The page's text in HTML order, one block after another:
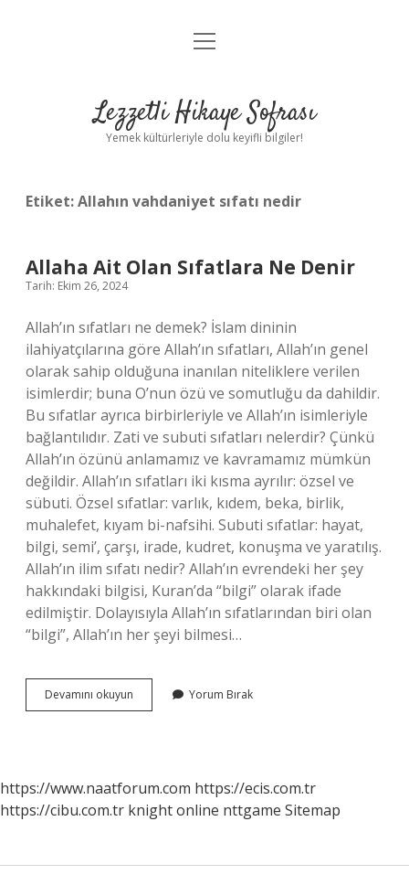
Anasayfa
Yasal Uyarı
menüyü
Lezzetli Hikaye Sofrası
Yemek kültürleriyle dolu keyifli bilgiler!
Etiket:Allahın vahdaniyet sıfatı nedir
Allaha Ait Olan Sıfatlara Ne Denir
Tarih: Ekim 26, 2024
Allah’ın sıfatları ne demek? İslam dininin
ilahiyatçılarına göre Allah’ın sıfatları, Allah’ın genel
olarak sahip olduğuna inanılan niteliklere verilen
isimlerdir; buna O’nun özü ve somutluğu da dahildir.
Bu sıfatlar ayrıca birbirleriyle ve Allah’ın isimleriyle
bağlantılıdır. Zati ve subuti sıfatları nelerdir? Çünkü
Allah’ın özünü anlamamız ve kavramamız mümkün
değildir. Allah’ın sıfatları iki kısma ayrılır: özsel ve
sübuti. Özsel sıfatlar: varlık, kıdem, beka, birlik,
muhalefet, kıyam bi-nafsihi. Subuti sıfatlar: hayat,
bilgi, semi’, çarşı, irade, kudret, konuşma ve yaratılış.
Allah’ın ilim sıfatı nedir? Allah’ın evrendeki her şey
hakkındaki bilgisi, Kuran’da “bilgi” olarak ifade
edilmiştir. Dolayısıyla Allah’ın sıfatlarından biri olan
“bilgi”, Allah’ın her şeyi bilmesi…
Devamını okuyun
Ait
Yorum Bırak
https://www.naatforum.com https://ecis.com.tr
https://cibu.com.tr knight online nttgame Sitemap